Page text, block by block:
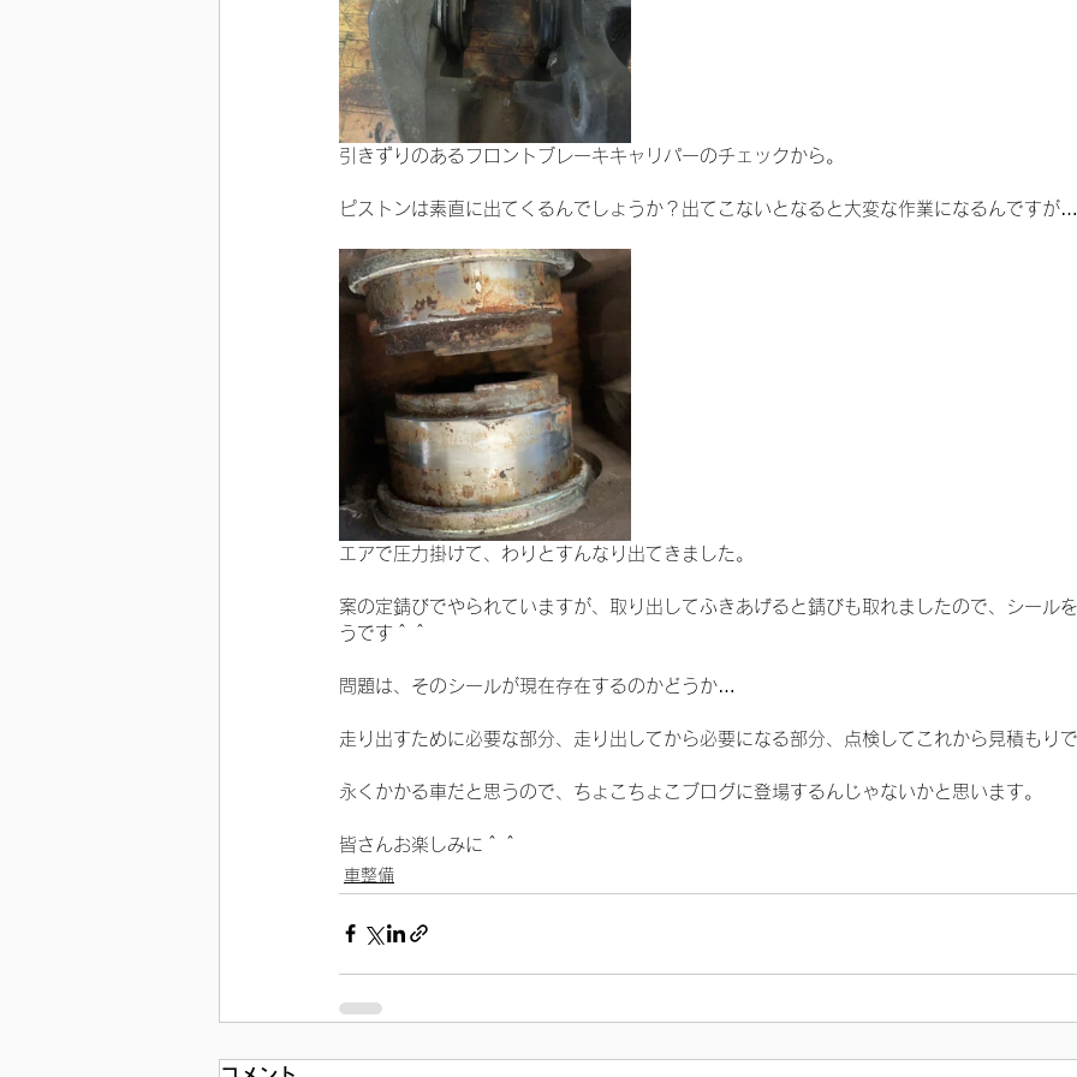
引きずりのあるフロントブレーキキャリパーのチェックから。
ピストンは素直に出てくるんでしょうか？出てこないとなると大変な作業になるんですが…
エアで圧力掛けて、わりとすんなり出てきました。
案の定錆びでやられていますが、取り出してふきあげると錆びも取れましたので、シール
うです＾＾
問題は、そのシールが現在存在するのかどうか…
走り出すために必要な部分、走り出してから必要になる部分、点検してこれから見積もり
永くかかる車だと思うので、ちょこちょこブログに登場するんじゃないかと思います。
皆さんお楽しみに＾＾
車整備